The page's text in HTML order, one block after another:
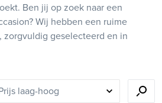
Ben jij op zoek naar een
Wij hebben een ruime
geselecteerd en in